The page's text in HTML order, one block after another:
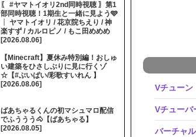
Vチューン
Vチューバ
バーチャ
〖 #ヤマトイオリ2nd同時視聴 〗第1
部同時視聴！1期生と一緒に見よう🩵
┊ ヤマトイオリ / 花京院ちえり / 神
楽すず / カルロピノ / もこ田めめめ
[2026.08.06]
【Minecraft】夏休み特別編！おしゅ
い建築をひさしぶりに見に行くゾ
☆【#ぶいぱい/彩歌すいれん 】
[2026.08.06]
ばあちゃるくんの初マシュマロ配信
でふううう🐴【ばあちゃる】
[2026.08.05]